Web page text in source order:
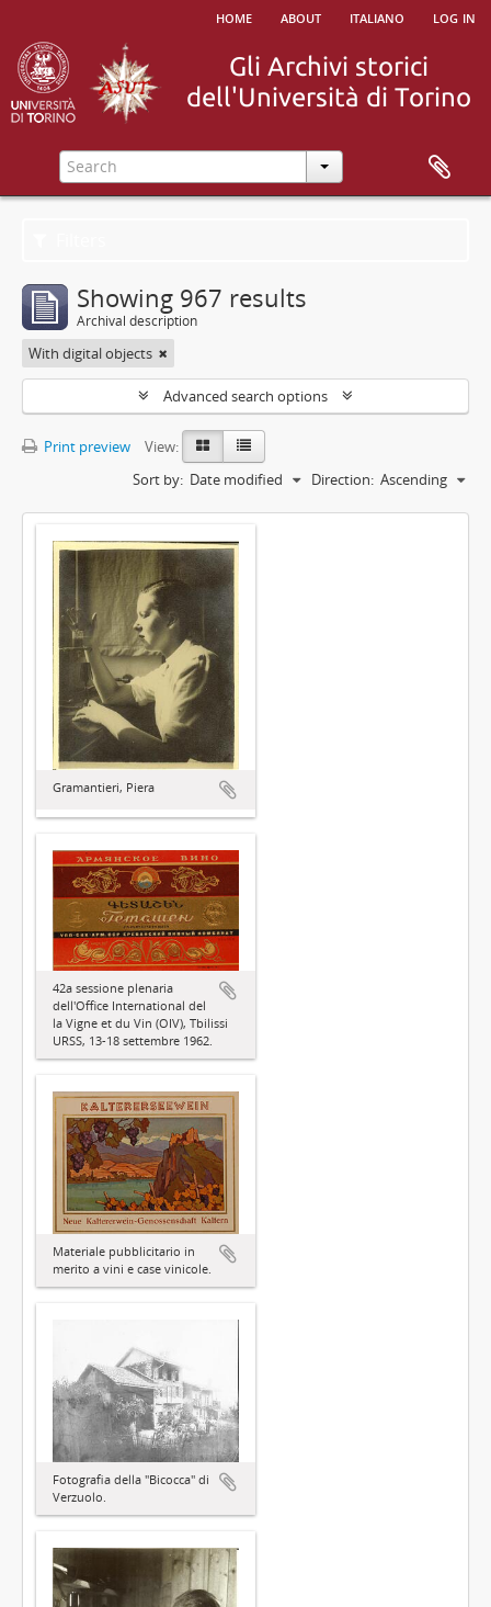
home about italiano log in
Showing 967 results
Archival description
With digital objects
Advanced search options
Print preview
View:
Sort by: Date modified Direction: Ascending
Gramantieri, Piera
42a sessione plenaria
dell'Office International del
la Vigne et du Vin (OIV), Tbilissi
URSS, 13-18 settembre 1962.
Materiale pubblicitario in
merito a vini e case vinicole.
Fotografia della "Bicocca" di
Verzuolo.